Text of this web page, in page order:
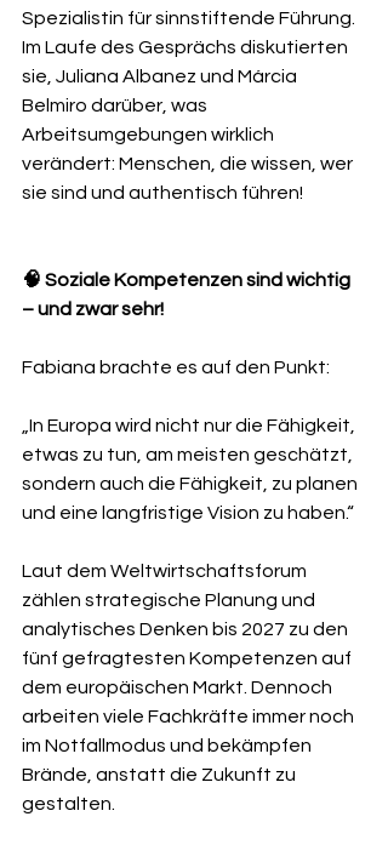
Spezialistin für sinnstiftende Führung.
Im Laufe des Gesprächs diskutierten
sie, Juliana Albanez und Márcia
Belmiro darüber, was
Arbeitsumgebungen wirklich
verändert: Menschen, die wissen, wer
sie sind und authentisch führen!
🧠 Soziale Kompetenzen sind wichtig
– und zwar sehr!
Fabiana brachte es auf den Punkt:
„In Europa wird nicht nur die Fähigkeit,
etwas zu tun, am meisten geschätzt,
sondern auch die Fähigkeit, zu planen
und eine langfristige Vision zu haben.“
Laut dem Weltwirtschaftsforum
zählen strategische Planung und
analytisches Denken bis 2027 zu den
fünf gefragtesten Kompetenzen auf
dem europäischen Markt. Dennoch
arbeiten viele Fachkräfte immer noch
im Notfallmodus und bekämpfen
Brände, anstatt die Zukunft zu
gestalten.